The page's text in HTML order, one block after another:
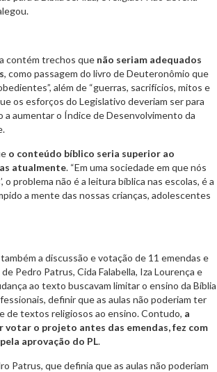
contém trechos que não seriam adequados
, como passagem do livro de Deuteronômio que
além de “guerras, sacrifícios, mitos e
os esforços do Legislativo deveriam ser para
aumentar o Índice de Desenvolvimento da
o conteúdo bíblico seria superior ao
atualmente. “Em uma sociedade em que nós
o problema não é a leitura bíblica nas escolas, é a
a mente das nossas crianças, adolescentes
a discussão e votação de 11 emendas e
Pedro Patrus, Cida Falabella, Iza Lourença e
ao texto buscavam limitar o ensino da Bíblia
definir que as aulas não poderiam ter
de textos religiosos ao ensino. Contudo, a
o projeto antes das emendas, fez com
aprovação do PL.
Patrus, que definia que as aulas não poderiam